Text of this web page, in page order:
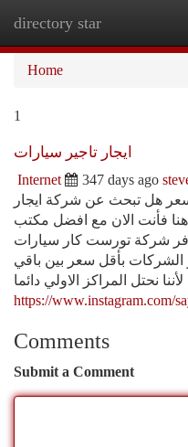
directory star
Home
1
ايجار تاجير سيارات
Internet 347 days ago
هل تبحث عن شركة ايجار
فأنت الان مع افضل مكتب
شركة تورست كار سيارات
الشركات بأقل سعر بين باقي
نحتل المراكز الاولي دائما
https://www.instagram.com/
Comments
Submit a Comment